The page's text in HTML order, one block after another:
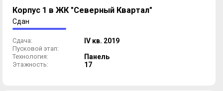
Корпус 1 в ЖК "Северный Квартал"
Сдан
Сдача: IV кв. 2019
Пусковой этап:
Технология:
Панель
Этажность: 17